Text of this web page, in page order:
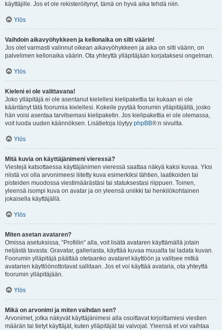
käyttäjille. Jos et ole rekisteröitynyt, tämä on hyvä aika tehdä niin.
Ylös
Vaihdoin aikavyöhykkeen ja kellonaika on silti väärin!
Jos olet varmasti valinnut oikean aikavyöhykkeen ja aika on silti väärin, on
palvelimen kellonaika väärin. Ota yhteyttä ylläpitäjään korjataksesi ongelman.
Ylös
Kieleni ei ole valittavana!
Joko ylläpitäjä ei ole asentanut kielellesi kielipakettia tai kukaan ei ole
kääntänyt tätä foorumia kielellesi. Kokeile pyytää foorumin ylläpitäjältä, josko
hän voisi asentaa tarvitsemasi kielipaketin. Jos kielipakettia ei ole olemassa,
voit luoda uuden käännöksen. Lisätietoja löytyy phpBB®:n sivuilta.
Ylös
Mitä kuvia on käyttäjänimeni vieressä?
Viestejä katsottaessa käyttäjänimen vieressä saattaa näkyä kaksi kuvaa. Yksi
niistä voi olla arvonimeesi liitetty kuva esimerkiksi tähtien, laatikoiden tai
pisteiden muodossa viestimäärästäsi tai statuksestasi riippuen. Toinen,
yleensä isompi kuva on avatar ja on yleensä uniikki tai henkilökohtainen
jokaisella käyttäjällä.
Ylös
Miten asetan avataren?
Omissa asetuksissa, “Profiilin” alla, voit lisätä avataren käyttämällä jotain
neljästä tavasta: Gravatar, galleriasta, käyttää kuvaa muualta tai ladata kuvan.
Foorumin ylläpitäjä päättää otetaanko avataret käyttöön ja valitsee mitkä
avatarien käyttöönottotavat sallitaan. Jos et voi käyttää avataria, ota yhteyttä
foorumin ylläpitäjään.
Ylös
Mikä on arvonimi ja miten vaihdan sen?
Arvonimet, jotka näkyvät käyttäjänimesi alla osoittavat kirjoittamiesi viestien
määrän tai tietyt käyttäjät, kuten ylläpitäjät tai valvojat. Yleensä et voi vaihtaa